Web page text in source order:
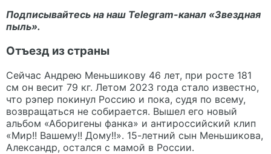
Подписывайтесь на наш Telegram-канал «Звездная
пыль».
Отъезд из страны
Сейчас Андрею Меньшикову 46 лет, при росте 181
см он весит 79 кг. Летом 2023 года стало известно,
что рэпер покинул Россию и пока, судя по всему,
возвращаться не собирается. Вышел его новый
альбом «Аборигены фанка» и антироссийский клип
«Мир!! Вашему!! Дому!!». 15-летний сын Меньшикова,
Александр, остался с мамой в России.